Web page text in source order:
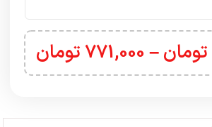
تومان–
771,000تومان